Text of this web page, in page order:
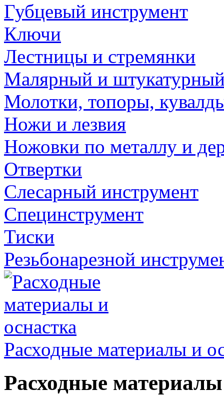
Губцевый инструмент
Ключи
Лестницы и стремянки
Малярный и
Молотки, топоры,
Ножи и лезвия
Ножовки по металлу и
Отвертки
Слесарный инструмент
Специнструмент
Тиски
Резьбонарезной
Расходные материалы и
Расходные